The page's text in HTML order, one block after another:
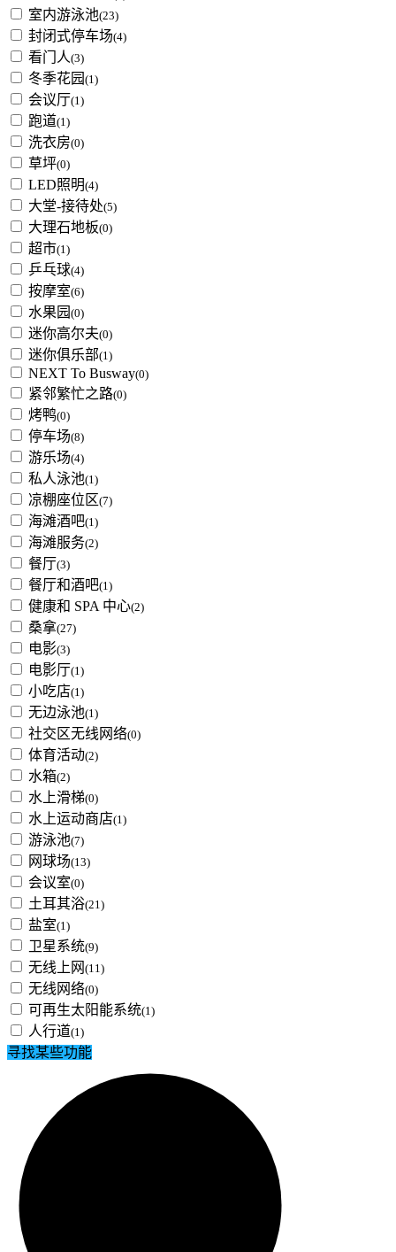
室内游泳池(23)
封闭式停车场(4)
看门人(3)
冬季花园 (1)
会议厅(1)
跑道(1)
洗衣房(0)
草坪(0)
LED照明(4)
大堂-接待处(5)
大理石地板(0)
超市(1)
乒乓球(4)
按摩室(6)
水果园 (0)
迷你高尔夫(0)
迷你俱乐部(1)
NEXT To Busway(0)
紧邻繁忙之路(0)
烤鸭(0)
停车场(8)
游乐场(4)
私人泳池(1)
凉棚座位区(7)
海滩酒吧(1)
海滩服务(2)
餐厅(3)
餐厅和酒吧(1)
健康和 SPA 中心(2)
桑拿(27)
电影(3)
电影厅(1)
小吃店(1)
无边泳池(1)
社交区无线网络(0)
体育活动(2)
水箱(2)
水上滑梯(0)
水上运动商店(1)
游泳池(7)
网球场(13)
会议室(0)
土耳其浴(21)
盐室(1)
卫星系统(9)
无线上网 (11)
无线网络(0)
可再生太阳能系统(1)
人行道(1)
寻找某些功能